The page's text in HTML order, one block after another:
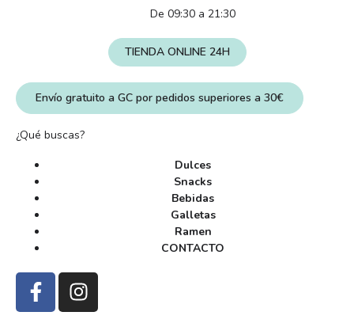
¿Qué buscas?
Dulces
Snacks
Bebidas
Galletas
Ramen
CONTACTO
De 09:30 a 21:30
TIENDA ONLINE 24H
Envío gratuito a GC por pedidos superiores a 30€